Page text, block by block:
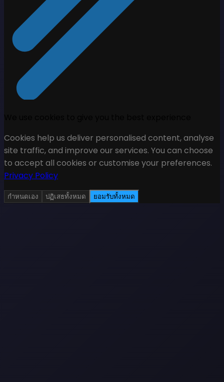
Cookies help us deliver personalised content, analyse
site traffic, and improve our services. You can choose
to accept all cookies or customise your preferences.
Privacy Policy
กำหนดเอง ปฏิเสธทั้งหมด ยอมรับทั้งหมด